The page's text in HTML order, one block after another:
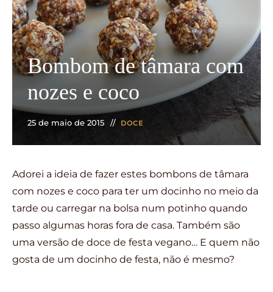
Bombom de tâmara com
nozes e coco
25 de maio de 2015 DOCE
Adorei a ideia de fazer estes bombons de tâmara
com nozes e coco para ter um docinho no meio da
tarde ou carregar na bolsa num potinho quando
passo algumas horas fora de casa. Também são
uma versão de doce de festa vegano… E quem não
gosta de um docinho de festa, não é mesmo?